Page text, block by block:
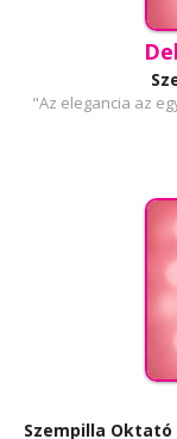
"Az elegancia az
Szempilla